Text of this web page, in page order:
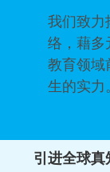
我们致力
络，藉多
教育领域
生的实力
引进全球